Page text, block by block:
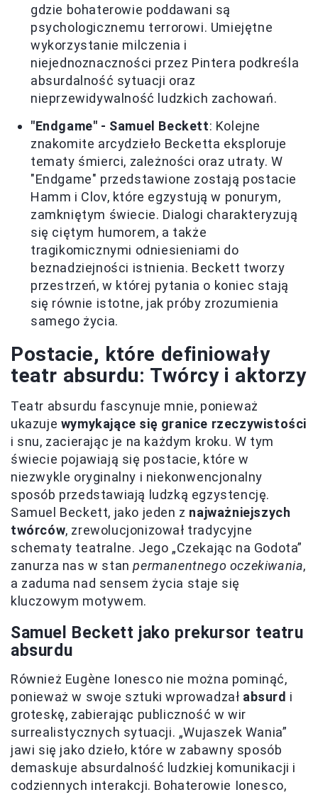
gdzie bohaterowie poddawani są
psychologicznemu terrorowi. Umiejętne
wykorzystanie milczenia i
niejednoznaczności przez Pintera podkreśla
absurdalność sytuacji oraz
nieprzewidywalność ludzkich zachowań.
"Endgame" - Samuel Beckett: Kolejne
znakomite arcydzieło Becketta eksploruje
tematy śmierci, zależności oraz utraty. W
"Endgame" przedstawione zostają postacie
Hamm i Clov, które egzystują w ponurym,
zamkniętym świecie. Dialogi charakteryzują
się ciętym humorem, a także
tragikomicznymi odniesieniami do
beznadziejności istnienia. Beckett tworzy
przestrzeń, w której pytania o koniec stają
się równie istotne, jak próby zrozumienia
samego życia.
Postacie, które definiowały
teatr absurdu: Twórcy i aktorzy
Teatr absurdu fascynuje mnie, ponieważ
ukazuje wymykające się granice rzeczywistości
i snu, zacierając je na każdym kroku. W tym
świecie pojawiają się postacie, które w
niezwykle oryginalny i niekonwencjonalny
sposób przedstawiają ludzką egzystencję.
Samuel Beckett, jako jeden z najważniejszych
twórców, zrewolucjonizował tradycyjne
schematy teatralne. Jego „Czekając na Godota”
zanurza nas w stanpermanentnego oczekiwania,
a zaduma nad sensem życia staje się
kluczowym motywem.
Samuel Beckett jako prekursor teatru
absurdu
Również Eugène Ionesco nie można pominąć,
ponieważ w swoje sztuki wprowadzał absurd i
groteskę, zabierając publiczność w wir
surrealistycznych sytuacji. „Wujaszek Wania”
jawi się jako dzieło, które w zabawny sposób
demaskuje absurdalność ludzkiej komunikacji i
codziennych interakcji. Bohaterowie Ionesco,